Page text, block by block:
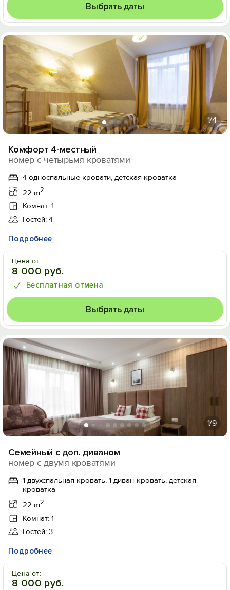
Выбрать даты
1/4
Комфорт 4-местный
номер с четырьмя кроватями
4 односпальные кровати, детская кроватка
22 m2
Комнат: 1
Гостей: 4
Подробнее
Цена от:
8 000 руб.
Бесплатная отмена
Выбрать даты
1/9
Семейный с доп. диваном
номер с двумя кроватями
1 двухспальная кровать, 1 диван-кровать, детская
кроватка
22 m2
Комнат: 1
Гостей: 3
Подробнее
Цена от:
8 000 руб.